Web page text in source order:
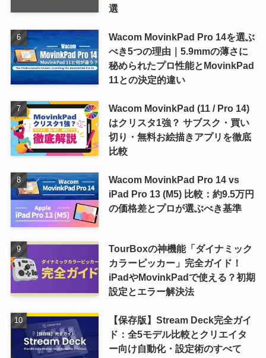
選
Wacom MovinkPad Pro 14を選ぶ
べき5つの理由｜5.9mmの薄さに
秘められたプロ性能とMovinkPad
11との決定的違い
Wacom MovinkPad (11 / Pro 14)
はクリスタ1強？ サブスク・買い
切り・無料お絵描きアプリを徹底
比較
Wacom MovinkPad Pro 14 vs
iPad Pro 13 (M5) 比較：約9.5万円
の価格差とプロが選ぶべき基準
TourBoxの神機能「ダイナミック
カラーピッカー」完全ガイド！
iPadやMovinkPadで使える？初期
設定とエラー解決法
【保存版】Stream Deck完全ガイ
ド：全5モデル比較とクリエイタ
ー向け自動化・設定術のすべて